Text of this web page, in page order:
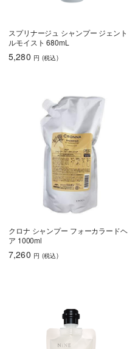
スプリナージュ シャンプー ジェント
ルモイスト 680mL
5,280 円 (税込)
クロナ シャンプー フォーカラードヘ
ア 1000ml
7,260 円 (税込)